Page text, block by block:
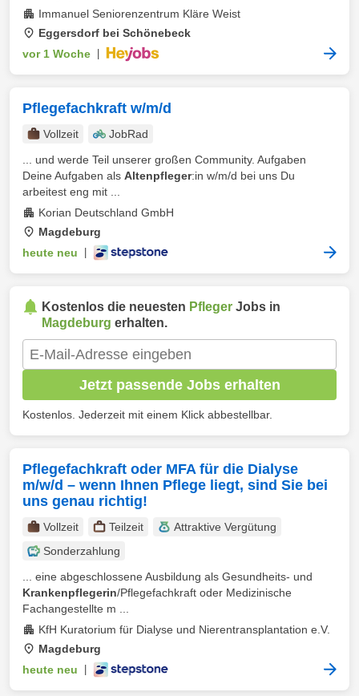
Immanuel Seniorenzentrum Kläre Weist
Eggersdorf bei Schönebeck
vor 1 Woche
Pflegefachkraft w/m/d
Vollzeit
JobRad
... und werde Teil unserer großen Community. Aufgaben
Deine Aufgaben als Altenpfleger:in w/m/d bei uns Du
arbeitest eng mit ...
Korian Deutschland GmbH
Magdeburg
heute neu
Kostenlos die neuesten Pfleger Jobs in
Magdeburg erhalten.
Jetzt passende Jobs erhalten
Kostenlos. Jederzeit mit einem Klick abbestellbar.
Pflegefachkraft oder MFA für die Dialyse
m/w/d – wenn Ihnen Pflege liegt, sind Sie bei
uns genau richtig!
Vollzeit Teilzeit
Attraktive Vergütung
Sonderzahlung
... eine abgeschlossene Ausbildung als Gesundheits- und
Krankenpflegerin/Pflegefachkraft oder Medizinische
Fachangestellte m ...
KfH Kuratorium für Dialyse und Nierentransplantation e.V.
Magdeburg
heute neu